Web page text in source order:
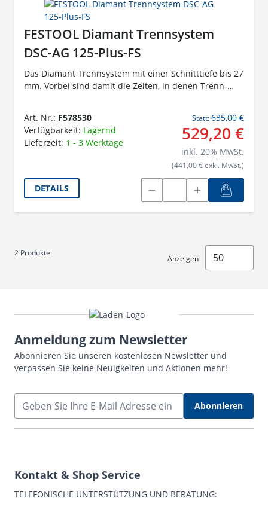
FESTOOL Diamant Trennsystem
DSC-AG 125-Plus-FS
Das Diamant Trennsystem mit einer Schnitttiefe bis 27
mm. Vorbei sind damit die Zeiten, in denen Trenn-
abgesaugt, die Gesundheit des Anwenders geschützt
und freie Sicht auf das Werkstück ermöglicht. In
Kombination mit dem abgestimmten Zubehör und
den Verbrauchsmaterialien entsteht so die optimale
Arbeiten.
Art. Nr.: F578530
Verfügbarkeit: Lagernd
Lieferzeit: 1 - 3 Werktage
Statt:635,00 €
529,20 €
inkl. 20% MwSt.
(441,00 € exkl. MwSt.)
DETAILS
2 Produkte
Anzeigen
Anmeldung zum Newsletter
Abonnieren Sie unseren kostenlosen Newsletter und
verpassen Sie keine Neuigkeiten und Aktionen mehr!
Abonnieren
Kontakt & Shop Service
TELEFONISCHE UNTERSTÜTZUNG UND BERATUNG: